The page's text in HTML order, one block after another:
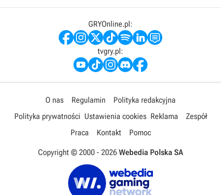
GRYOnline.pl:
tvgry.pl:
O nas Regulamin
Polityka redakcyjna
Polityka prywatności Ustawienia cookies Reklama
Zespół
Praca
Kontakt Pomoc
Copyright © 2000 - 2026 Webedia Polska SA